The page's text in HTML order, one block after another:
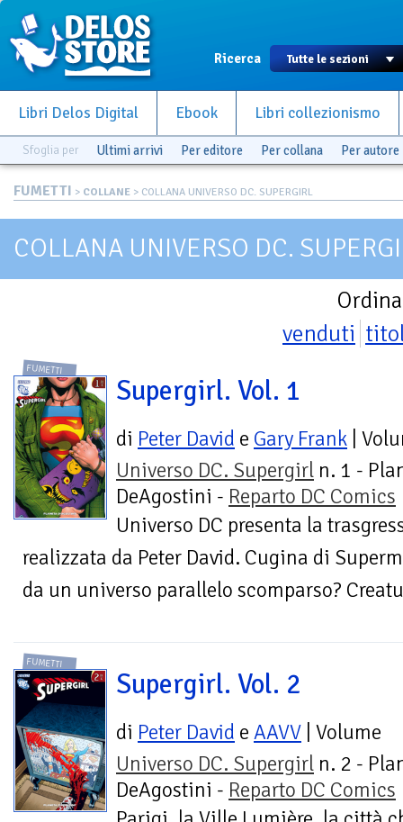
Ricerca
Libri Delos Digital Ebook Libri collezionismo
Sfoglia per Ultimi arrivi Per editore Per collana Per autore
FUMETTI > COLLANE > COLLANA UNIVERSO DC. SUPERGIRL
COLLANA UNIVERSO DC.
venduti
FUMETTI
Supergirl. Vol. 1
di Peter David e Gary Frank |
Universo DC. Supergirl n. 1 -
DeAgostini - Reparto DC Comics
Universo DC presenta la
realizzata da Peter David. Cugina di
da un universo parallelo scomparso?
FUMETTI
Supergirl. Vol. 2
di Peter David e AAVV | Volume
Universo DC. Supergirl n. 2 -
DeAgostini - Reparto DC Comics